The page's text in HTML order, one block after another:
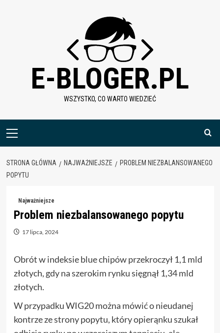
E-BLOGER.PL
WSZYSTKO, CO WARTO WIEDZIEĆ
Menu
STRONA GŁÓWNA NAJWAŻNIEJSZE
PROBLEM NIEZBALANSOWANEGO
POPYTU
Najważniejsze
Problem niezbalansowanego popytu
17 lipca, 2024
Obrót w indeksie blue chipów przekroczył 1,1 mld
złotych, gdy na szerokim rynku sięgnął 1,34 mld
złotych.
W przypadku WIG20 można mówić o nieudanej
kontrze ze strony popytu, który opierąnku szukał